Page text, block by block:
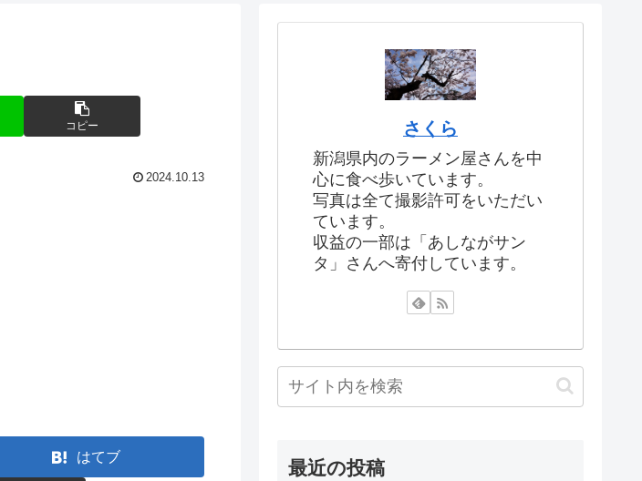
コピー
2024.10.13
はてブ
さくら
新潟県内のラーメン屋さんを中
心に食べ歩いています。
写真は全て撮影許可をいただい
ています。
収益の一部は「あしながサン
タ」さんへ寄付しています。
最近の投稿